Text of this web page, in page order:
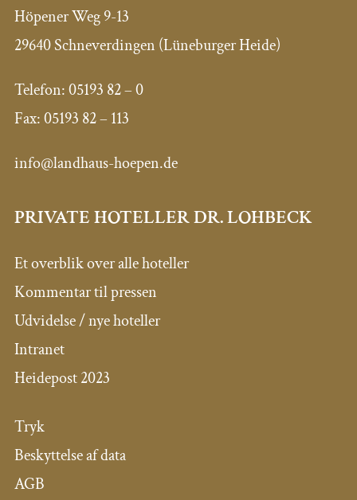
Höpener Weg 9-13
29640 Schneverdingen (Lüneburger Heide)
Telefon: 05193 82 – 0
Fax: 05193 82 – 113
info@landhaus-hoepen.de
PRIVATE HOTELLER DR. LOHBECK
Et overblik over alle hoteller
Kommentar til pressen
Udvidelse / nye hoteller
Intranet
Heidepost 2023
Tryk
Beskyttelse af data
AGB